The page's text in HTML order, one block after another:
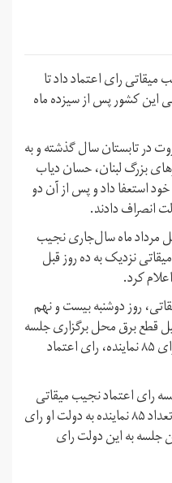
میقاتی رای اعتماد داد تا
کشور پس از سیزده ماه
در تابستان سال گذشته و به
بزرگ لبنان، حسان دیاب
استعفا داد و پس از آن دو
انصراف دادند.
مرداد ماه سال‌جاری نجیب
نزدیک به ده روز قبل
روز دوشنبه بیست و نهم
قطع برق محل برگزاری جلسه
پارلمان برگزار شد و دولت او با کسب رای ۸۵ نماینده، رای اعتماد
که در جلسه رای اعتماد نجیب میقاتی
۱۰۰ نماینده شرکت داشتند که از این تعداد ۸۵ نماینده به دولت او رای
در این جلسه به این دولت رای